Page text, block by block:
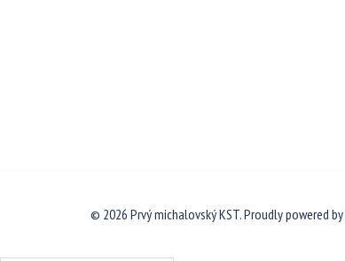
© 2026 Prvý michalovský KST. Proudly powered by